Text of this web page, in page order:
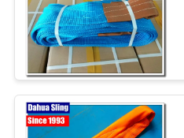
ÜBER
UNS
FABRIK-
AUSFLUG